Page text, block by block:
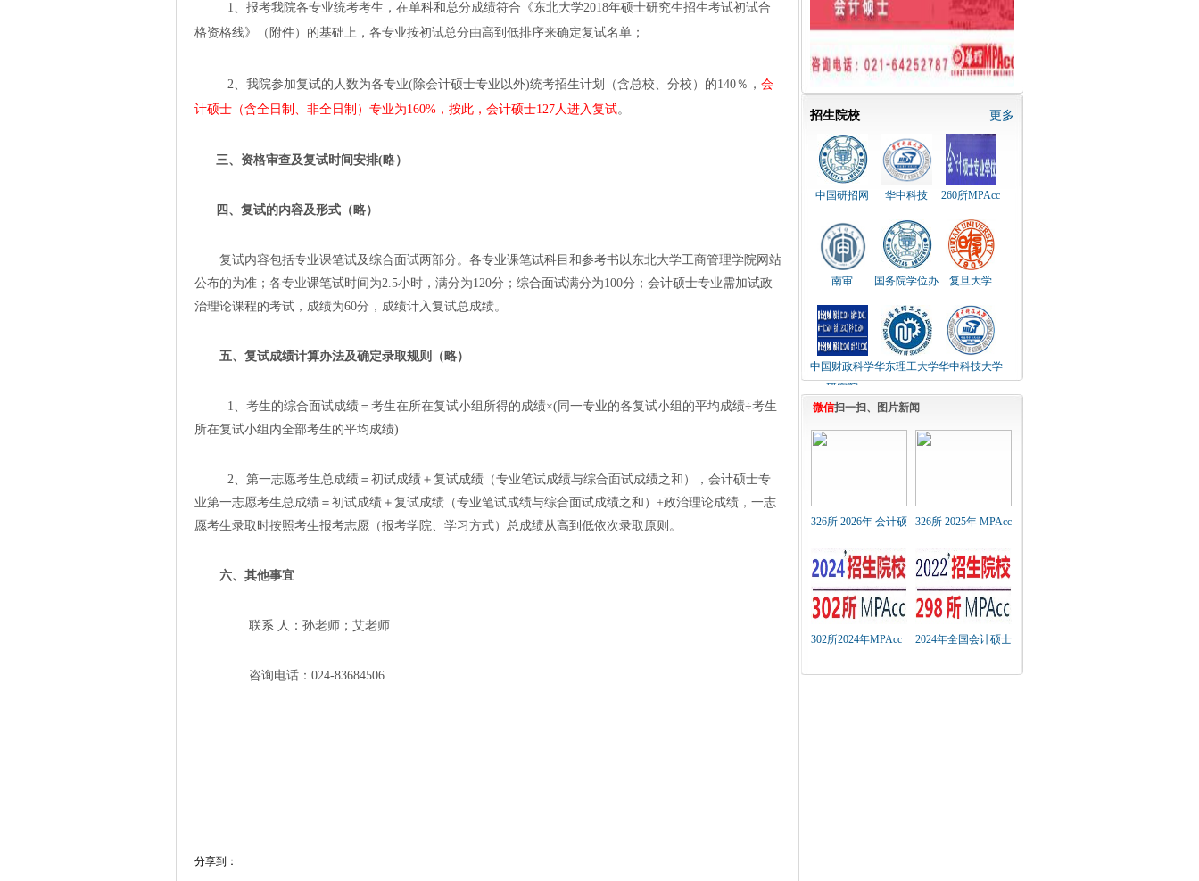
1、报考我院各专业统考考生，在单科和总分成绩符合《东北大学2018年硕士研究生招生考试初试合
格资格线》（附件）的基础上，各专业按初试总分由高到低排序来确定复试名单；
2、我院参加复试的人数为各专业( 除会计硕士专业以外)统考招生计划（含总校、分校）的140％，会
计硕士（含全日制、非全日制）专业为160%，按此， 会计硕士127人进入复试。
三、资格审查及复试时间安排(略）
四、复试的内容及形式（略）
复试内容包括专业课笔试及综合面试两部分。 各专业课笔试科目和参考书以东北大学工商管理学院网站
公布的为准； 各专业课笔试时间为2.5小时，满分为120分；综合面试满分为100分； 会计硕士专业需加试政
治理论课程的考试，成绩为60分，成绩计入复试总成绩。
五、复试成绩计算办法及确定录取规则（略）
1、考生的综合面试成绩＝考生在所在复试小组所得的成绩×( 同一专业的各复试小组的平均成绩÷考生
所在复试小组内全部考生的平均成绩)
2、第一志愿考生总成绩＝初试成绩＋复试成绩（专业笔试成绩与综合面试成绩之和），会计硕士专
业第一志愿考生总成绩＝初试成绩＋复试成绩（专业笔试成绩与综合面试成绩之和） +政治理论成绩，一志
愿考生录取时按照考生报考志愿（报考学院、学习方式）总成绩从高到低依次录取原则。
六、其他事宜
联系 人：孙老师；艾老师
咨询电话：024-83684506
分享到：
更多
招生院校
中国研招网 华中科技 260所MPAcc
南审 国务院学位办 复旦大学
中国财政科学
研究院
华东理工大学华中科技大学
微信扫一扫、图片新闻
326所 2026年 会计硕
章 汇总
326所 2025年 MPAcc
复试分数线汇总
302所2024年MPAcc
2024年全国会计硕士